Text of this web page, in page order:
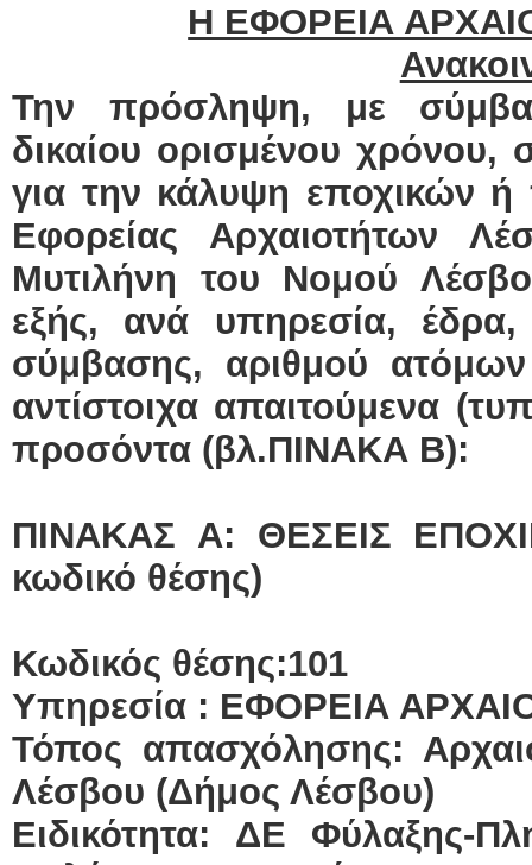
Η ΕΦΟΡΕΙΑ
Την πρόσληψη, με
δικαίου ορισμένου χρόνου,
για την κάλυψη εποχικών
Εφορείας Αρχαιοτήτων
Μυτιλήνη του Νομού
εξής, ανά υπηρεσία, έδρα,
σύμβασης, αριθμού
αντίστοιχα απαιτούμενα
προσόντα (βλ.ΠΙΝΑΚΑ Β):
ΠΙΝΑΚΑΣ Α: ΘΕΣΕΙΣ
κωδικό θέσης)
Κωδικός θέσης:101
Υπηρεσία : ΕΦΟΡΕΙΑ
Τόπος απασχόλησης:
Λέσβου (Δήμος Λέσβου)
Ειδικότητα: ΔΕ Φύλαξης-